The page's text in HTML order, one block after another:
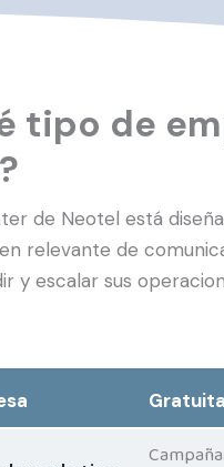
tipo de
de Neotel está
relevante de
y escalar sus
Gratuita